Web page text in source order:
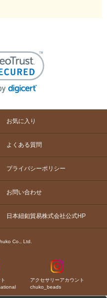
お気に入り
よくある質問
プライバシーポリシー
お問い合わせ
日本紐釦貿易株式会社公式HP
Co., Ltd.
アクセサリーアカウント
chuko_beads